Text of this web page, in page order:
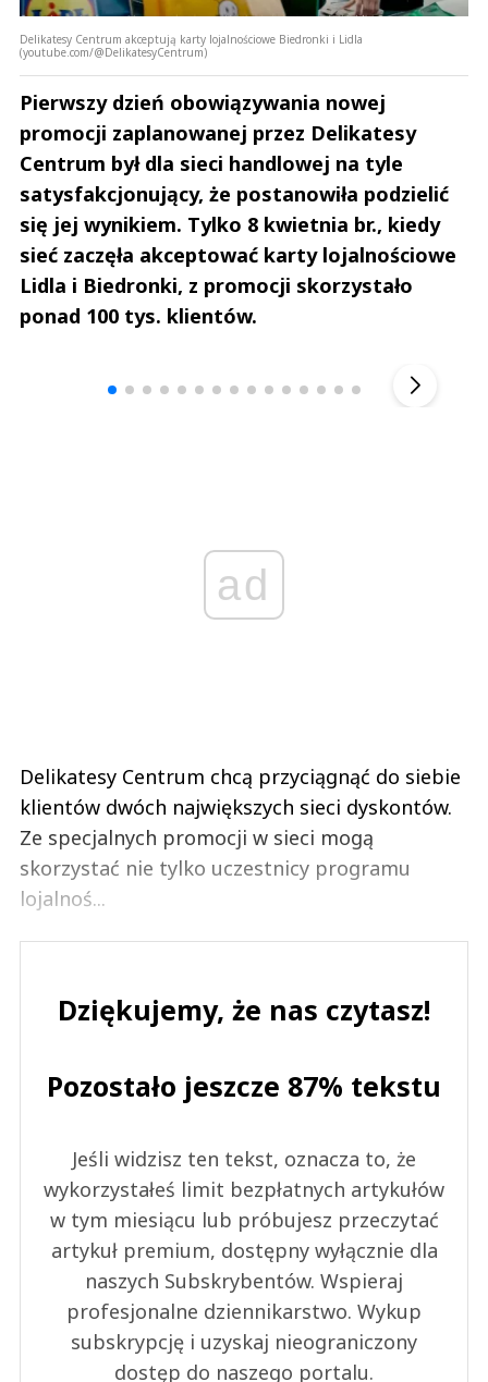
Delikatesy Centrum akceptują karty lojalnościowe Biedronki i Lidla
(youtube.com/@DelikatesyCentrum)
Pierwszy dzień obowiązywania nowej
promocji zaplanowanej przez Delikatesy
Centrum był dla sieci handlowej na tyle
satysfakcjonujący, że postanowiła podzielić
się jej wynikiem. Tylko 8 kwietnia br., kiedy
sieć zaczęła akceptować karty lojalnościowe
Lidla i Biedronki, z promocji skorzystało
ponad 100 tys. klientów.
ad
Delikatesy Centrum chcą przyciągnąć do siebie
klientów dwóch największych sieci dyskontów.
Ze specjalnych promocji w sieci mogą
skorzystać nie tylko uczestnicy programu
lojalnoś...
Dziękujemy, że nas czytasz!
Pozostało jeszcze 87% tekstu
Jeśli widzisz ten tekst, oznacza to, że
wykorzystałeś limit bezpłatnych artykułów
w tym miesiącu lub próbujesz przeczytać
artykuł premium, dostępny wyłącznie dla
naszych Subskrybentów. Wspieraj
profesjonalne dziennikarstwo. Wykup
subskrypcję i uzyskaj nieograniczony
dostęp do naszego portalu.